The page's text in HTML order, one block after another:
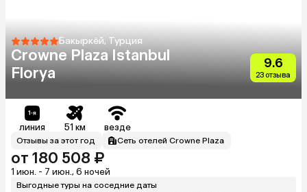
Бакыркёй, Турция
Crowne Plaza Istanbul
Florya
9.6
23 отзыва
линия 51 км везде
Отзывы за этот год Сеть отелей Crowne Plaza
от 180 508 ₽
1 июн. - 7 июн., 6 ночей
Выгодные туры на соседние даты